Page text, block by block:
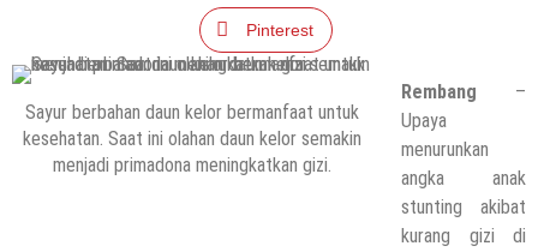
Keracunan MBG Menyeruak
6 Agustus 2026 bymusa r2b
HEADLINE
Temuan Jenazah Bayi Di Bawah Almari,
Aparat Polres Rembang Gerak Cepat
6 Agustus 2026 bymusa r2b
Pinterest
Sayur berbahan daun kelor bermanfaat untuk
kesehatan. Saat ini olahan daun kelor semakin
menjadi primadona meningkatkan gizi.
Rembang –
Upaya
menurunkan
angka anak
stunting akibat
kurang gizi di